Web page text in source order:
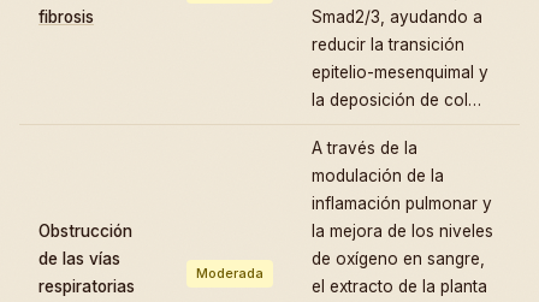
fibrosis
Smad2/3, ayudando a
reducir la transición
epitelio-mesenquimal y
la deposición de col…
Obstrucción
de las vías
respiratorias
Moderada
A través de la
modulación de la
inflamación pulmonar y
la mejora de los niveles
de oxígeno en sangre,
el extracto de la planta